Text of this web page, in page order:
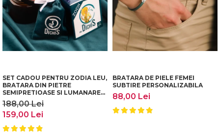
SET CADOU PENTRU ZODIA LEU,
BRATARA DIN PIETRE
SEMIPRETIOASE SI LUMANARE
PARFUMATA
188,00 Lei
159,00 Lei
BRATARA DE PIELE FEMEI
SUBTIRE PERSONALIZABILA
88,00 Lei